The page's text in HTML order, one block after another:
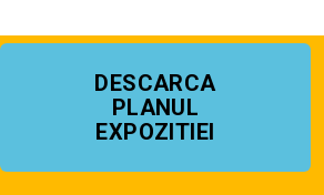
DESCARCA
PLANUL
EXPOZITIEI